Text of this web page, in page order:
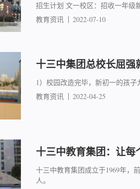
招生计划 文一校区：招收一年级
教育资讯
2022-07-10
十三中集团总校长屈
1）校园改造完毕，新初一的孩
教育资讯
2022-04-25
十三中教育集团：让
十三中教育集团成立于1969年，
人。